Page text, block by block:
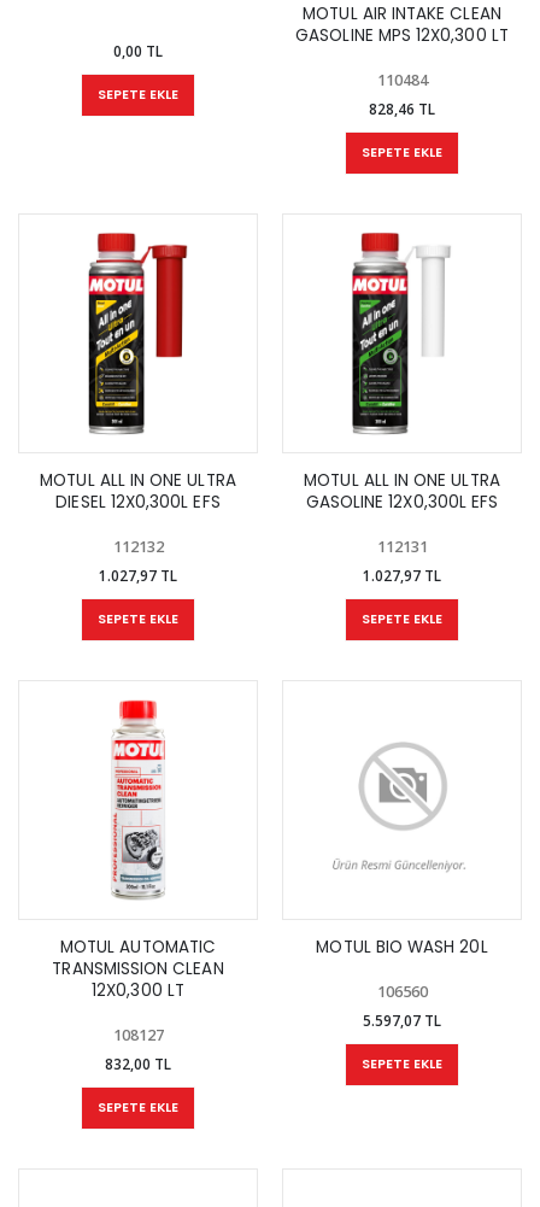
0,00 TL
SEPETE EKLE
MOTUL AIR INTAKE CLEAN
GASOLINE MPS 12X0,300 LT
110484
828,46 TL
SEPETE EKLE
MOTUL ALL IN ONE ULTRA
DIESEL 12X0,300L EFS
112132
1.027,97 TL
SEPETE EKLE
MOTUL ALL IN ONE ULTRA
GASOLINE 12X0,300L EFS
112131
1.027,97 TL
SEPETE EKLE
MOTUL AUTOMATIC
TRANSMISSION CLEAN
12X0,300 LT
108127
832,00 TL
SEPETE EKLE
MOTUL BIO WASH 20L
106560
5.597,07 TL
SEPETE EKLE